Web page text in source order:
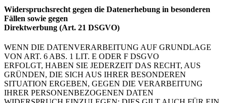
Widerspruchsrecht gegen die Datenerhebung in besonderen
Fällen sowie gegen
Direktwerbung (Art. 21 DSGVO)
WENN DIE DATENVERARBEITUNG AUF GRUNDLAGE
VON ART. 6 ABS. 1 LIT. E ODER F DSGVO
ERFOLGT, HABEN SIE JEDERZEIT DAS RECHT, AUS
GRÜNDEN, DIE SICH AUS IHRER BESONDEREN
SITUATION ERGEBEN, GEGEN DIE VERARBEITUNG
IHRER PERSONENBEZOGENEN DATEN